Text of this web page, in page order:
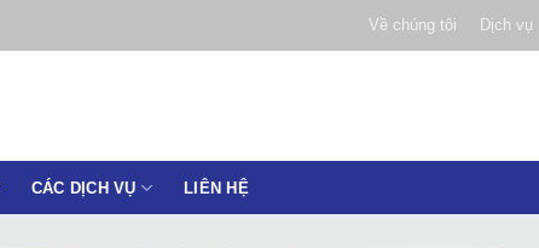
Về chúng tôi Dịch vụ
CÁC DỊCH VỤ LIÊN HỆ